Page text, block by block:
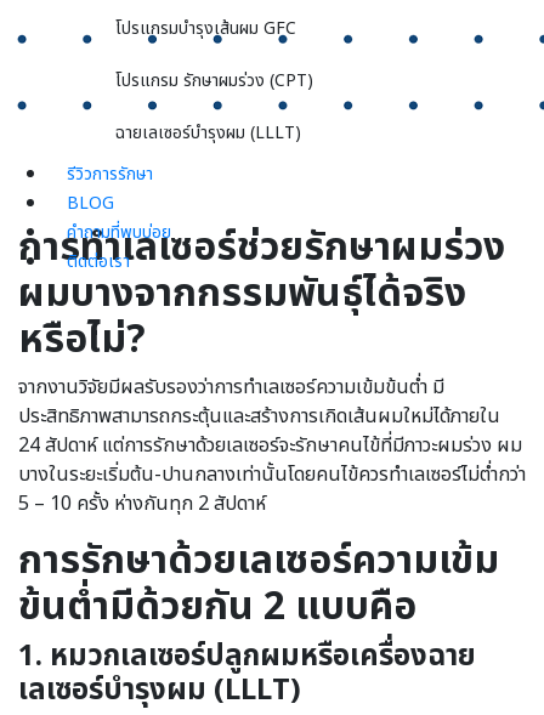
โปรแกรมบำรุงเส้นผม GFC
โปรแกรม รักษาผมร่วง (CPT)
ฉายเลเซอร์บำรุงผม (LLLT)
รีวิวการรักษา
BLOG
คำถามที่พบบ่อย
ติดต่อเรา
การทำเลเซอร์ช่วยรักษาผมร่วง
ผมบางจากกรรมพันธุ์ได้จริง
หรือไม่?
จากงานวิจัยมีผลรับรองว่าการทำเลเซอร์ความเข้มข้นต่ำ มี
ประสิทธิภาพสามารถกระตุ้นและสร้างการเกิดเส้นผมใหม่ได้ภายใน
24 สัปดาห์ แต่การรักษาด้วยเลเซอร์จะรักษาคนไข้ที่มีภาวะผมร่วง ผม
บางในระยะเริ่มต้น-ปานกลางเท่านั้นโดยคนไข้ควรทำเลเซอร์ไม่ต่ำกว่า
5 – 10 ครั้ง ห่างกันทุก 2 สัปดาห์
การรักษาด้วยเลเซอร์ความเข้ม
ข้นต่ำมีด้วยกัน 2 แบบคือ
1. หมวกเลเซอร์ปลูกผมหรือเครื่องฉาย
เลเซอร์บำรุงผม (LLLT)